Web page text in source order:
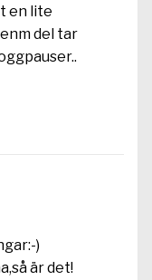
en lite
del tar
)
är det!